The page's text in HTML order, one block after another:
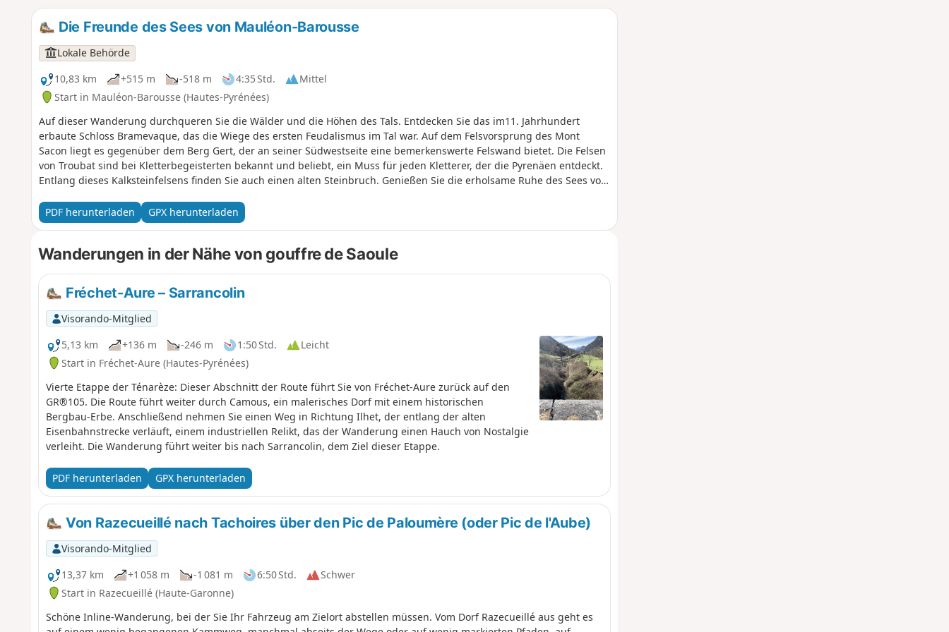
Die Freunde des Sees von Mauléon-Barousse
Lokale Behörde
10,83 km
+515 m -518 m 4:35 Std.
Mittel
Start in Mauléon-Barousse (Hautes-Pyrénées)
Auf dieser Wanderung durchqueren Sie die Wälder und die Höhen des Tals. Entdecken Sie das im11. Jahrhundert
erbaute Schloss Bramevaque, das die Wiege des ersten Feudalismus im Tal war. Auf dem Felsvorsprung des Mont
Sacon liegt es gegenüber dem Berg Gert, der an seiner Südwestseite eine bemerkenswerte Felswand bietet. Die Felsen
von Troubat sind bei Kletterbegeisterten bekannt und beliebt, ein Muss für jeden Kletterer, der die Pyrenäen entdeckt.
Entlang dieses Kalksteinfelsens finden Sie auch einen alten Steinbruch. Genießen Sie die erholsame Ruhe des Sees von
PDF herunterladen
GPX herunterladen
Wanderungen in der Nähe von gouffre de Saoule
Fréchet-Aure – Sarrancolin
Visorando-Mitglied
5,13 km
+136 m -246 m 1:50 Std.
Leicht
Start in Fréchet-Aure (Hautes-Pyrénées)
Vierte Etappe der Ténarèze: Dieser Abschnitt der Route führt Sie von Fréchet-Aure zurück auf den
GR®105. Die Route führt weiter durch Camous, ein malerisches Dorf mit einem historischen
Bergbau-Erbe. Anschließend nehmen Sie einen Weg in Richtung Ilhet, der entlang der alten
Eisenbahnstrecke verläuft, einem industriellen Relikt, das der Wanderung einen Hauch von Nostalgie
verleiht. Die Wanderung führt weiter bis nach Sarrancolin, dem Ziel dieser Etappe.
PDF herunterladen GPX herunterladen
Von Razecueillé nach Tachoires über den Pic de Paloumère (oder Pic de l'Aube)
Visorando-Mitglied
13,37 km
+1 058 m -1 081 m 6:50 Std.
Schwer
Start in Razecueillé (Haute-Garonne)
Schöne Inline-Wanderung, bei der Sie Ihr Fahrzeug am Zielort abstellen müssen. Vom Dorf Razecueillé aus geht es